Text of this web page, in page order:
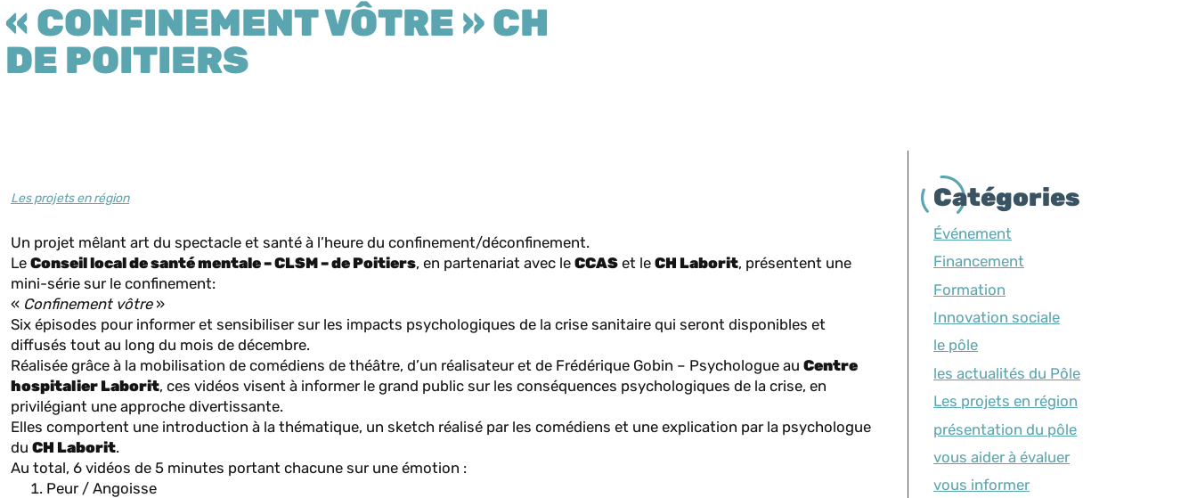
« CONFINEMENT VÔTRE » CH
DE POITIERS
Les projets en région
Un projet mêlant art du spectacle et santé à l’heure du confinement/déconfinement.
Le Conseil local de santé mentale – CLSM – de Poitiers, en partenariat avec le CCAS et le CH Laborit, présentent une
mini-série sur le confinement:
« Confinement vôtre»
Six épisodes pour informer et sensibiliser sur les impacts psychologiques de la crise sanitaire qui seront disponibles et
diffusés tout au long du mois de décembre.
Réalisée grâce à la mobilisation de comédiens de théâtre, d’un réalisateur et de Frédérique Gobin – Psychologue au Centre
hospitalier Laborit, ces vidéos visent à informer le grand public sur les conséquences psychologiques de la crise, en
privilégiant une approche divertissante.
Elles comportent une introduction à la thématique, un sketch réalisé par les comédiens et une explication par la psychologue
du CH Laborit.
Au total, 6 vidéos de 5 minutes portant chacune sur une émotion :
Peur / Angoisse
Catégories
Événement
Financement
Formation
Innovation sociale
le pôle
les actualités du Pôle
Les projets en région
présentation du pôle
vous aider à évaluer
vous informer